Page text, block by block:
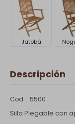
Jatobá
Descripción
5500
Silla Plegable con